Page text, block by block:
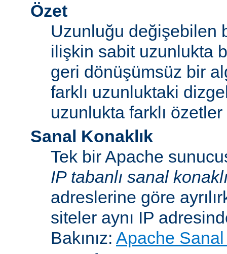
Özet
Uzunluğu değişebilen
ilişkin sabit uzunlukta
geri dönüşümsüz bir
farklı uzunluktaki
uzunlukta farklı
Sanal Konaklık
Tek bir Apache
IP tabanlı sanal
adreslerine göre
siteler aynı IP
Bakınız: Apache